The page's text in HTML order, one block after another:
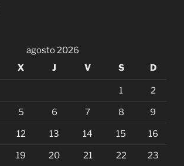
agosto 2026
X J V S D
1 2
5 6 7 8 9
12 13 14 15 16
19 20 21 22 23